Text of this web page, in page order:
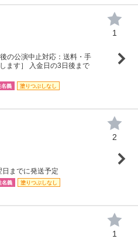
の公演中止対応：送料・手
ます］ 入金日の3日後まで
名義
塗りつぶしなし
1
までに発送予定
名義
塗りつぶしなし
2
1